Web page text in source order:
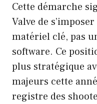
Cette démarche
Valve de
matériel clé, pas
software. Ce
plus stratégique
majeurs cette
registre des